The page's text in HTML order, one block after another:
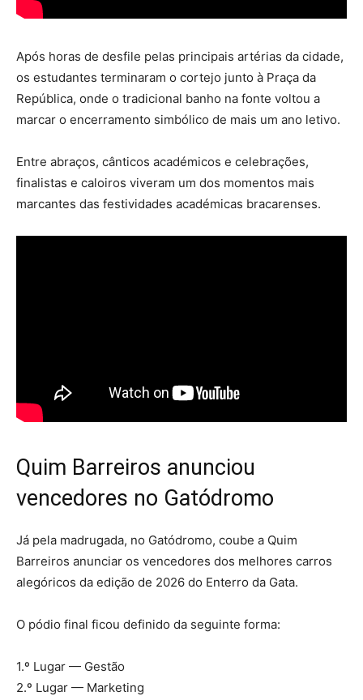
Após horas de desfile pelas principais artérias da cidade,
os estudantes terminaram o cortejo junto à Praça da
República, onde o tradicional banho na fonte voltou a
marcar o encerramento simbólico de mais um ano letivo.
Entre abraços, cânticos académicos e celebrações,
finalistas e caloiros viveram um dos momentos mais
marcantes das festividades académicas bracarenses.
Quim Barreiros anunciou
vencedores no Gatódromo
Já pela madrugada, no Gatódromo, coube a Quim
Barreiros anunciar os vencedores dos melhores carros
alegóricos da edição de 2026 do Enterro da Gata.
O pódio final ficou definido da seguinte forma:
1.º Lugar — Gestão
2.º Lugar — Marketing